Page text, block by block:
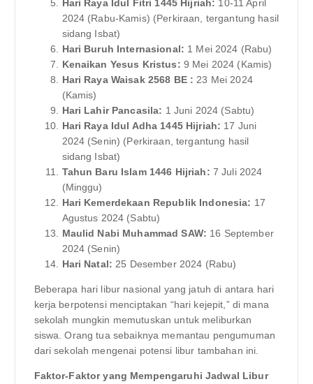
Hari Raya Idul Fitri 1445 Hijriah: 10-11 April
2024 (Rabu-Kamis) (Perkiraan, tergantung hasil
sidang Isbat)
Hari Buruh Internasional: 1 Mei 2024 (Rabu)
Kenaikan Yesus Kristus: 9 Mei 2024 (Kamis)
Hari Raya Waisak 2568 BE : 23 Mei 2024
(Kamis)
Hari Lahir Pancasila: 1 Juni 2024 (Sabtu)
Hari Raya Idul Adha 1445 Hijriah: 17 Juni
2024 (Senin) (Perkiraan, tergantung hasil
sidang Isbat)
Tahun Baru Islam 1446 Hijriah: 7 Juli 2024
(Minggu)
Hari Kemerdekaan Republik Indonesia: 17
Agustus 2024 (Sabtu)
Maulid Nabi Muhammad SAW: 16 September
2024 (Senin)
Hari Natal: 25 Desember 2024 (Rabu)
Beberapa hari libur nasional yang jatuh di antara hari
kerja berpotensi menciptakan “hari kejepit,” di mana
sekolah mungkin memutuskan untuk meliburkan
siswa. Orang tua sebaiknya memantau pengumuman
dari sekolah mengenai potensi libur tambahan ini.
Faktor-Faktor yang Mempengaruhi Jadwal Libur